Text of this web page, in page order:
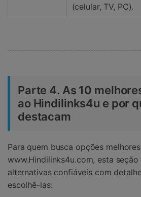
(celular, TV, PC).
Parte 4. As 10
ao Hindilinks4u e por
destacam
Para quem busca opções
www.Hindilinks4u.com, esta seção
alternativas confiáveis com
escolhê-las: